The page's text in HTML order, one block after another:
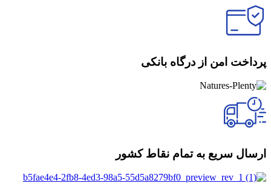
پرداخت امن از درگاه بانکی
ارسال سریع به تمام نقاط کشور